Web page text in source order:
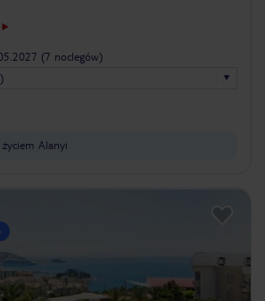
(7 noclegów)
Alanyi